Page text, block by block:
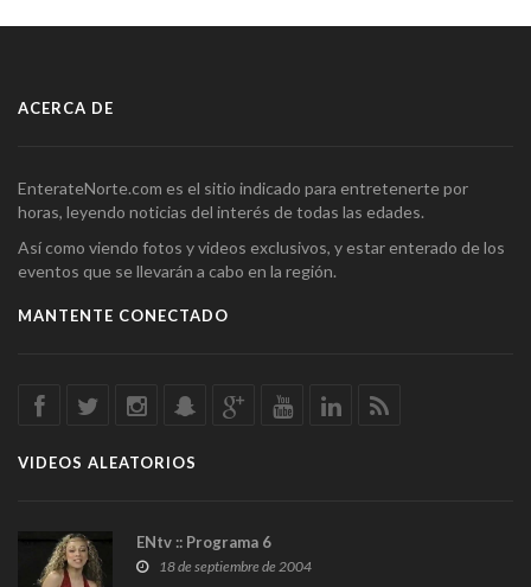
ACERCA DE
EnterateNorte.com es el sitio indicado para entretenerte por
horas, leyendo noticias del interés de todas las edades.
Así como viendo fotos y videos exclusivos, y estar enterado de los
eventos que se llevarán a cabo en la región.
MANTENTE CONECTADO
VIDEOS ALEATORIOS
ENtv :: Programa 6
18 de septiembre de 2004